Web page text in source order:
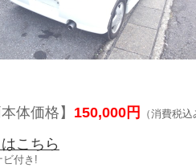
本体価格】 150,000円 （消費税込
こちら
付き!